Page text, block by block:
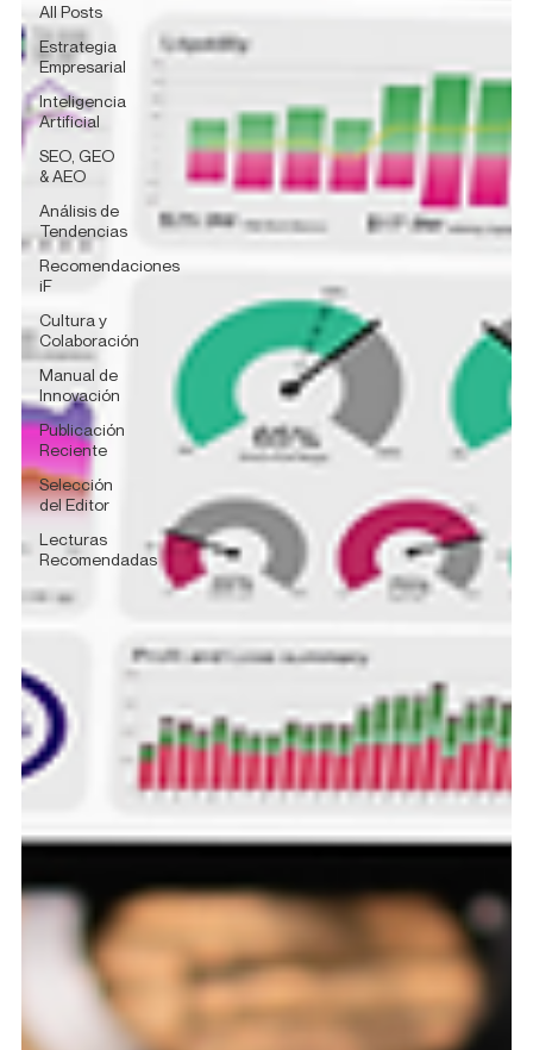
All Posts
Estrategia
Empresarial
Inteligencia
Artificial
SEO, GEO
& AEO
Análisis de
Tendencias
Recomendaciones
iF
Cultura y
Colaboración
Manual de
Innovación
Publicación
Reciente
Selección
del Editor
Lecturas
Recomendadas